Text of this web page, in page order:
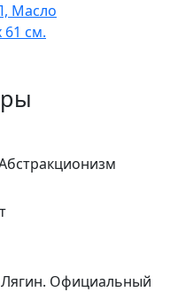
Масло
61 см.
Официальный